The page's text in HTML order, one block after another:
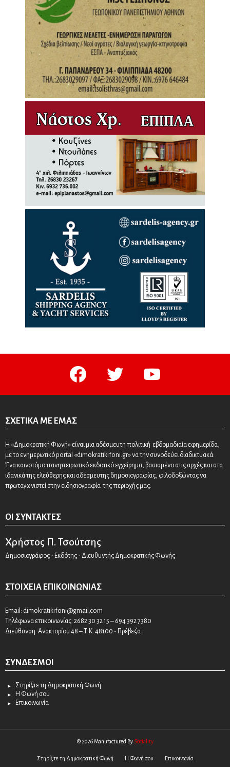
facebook twitter youtube
ΣΧΕΤΙΚΆ ΜΕ ΕΜΆΣ
Η «Δημοκρατική Φωνή» είναι μια αδέσμευτη πολιτική εβδομαδιαία εφημερίδα,
με το ενημερωτικό portal «dimokratikifoni.gr» να την συνοδεύει διαδικτυακά.
Ένα καινοτόμο πανηπειρωτικό εκδοτικό εγχείρημα, βασισμένο στις αρχές και στα
ιδανικά της ελεύθερης και αδέσμευτης δημοσιογραφίας, φιλοδοξώντας να
πρωταγωνιστεί στην ειδησιογραφία της περιοχής μας.
ΟΙ ΣΥΝΤΆΚΤΕΣ
Χρήστος Π. Τσούτσης
Δημοσιογράφος - Εκδότης - Διευθυντής Δημοκρατικής Φωνής
ΣΤΟΙΧΕΊΑ ΕΠΙΚΟΙΝΩΝΊΑΣ
Email: dimokratikifoni@gmail.com
Τηλέφωνα επικοινωνίας: 2682 30 32 15 – 694 392 7380
Διεύθυνση: Ανακτορίου 48 – Τ.Κ. 48100 - Πρέβεζα
ΣΎΝΔΕΣΜΟΙ
Στηρίξτε τη Δημοκρατική Φωνή
Η Φωνή σου
Επικοινωνία
© 2026 Manufactured By Sociality
Στηρίξτε τη Δημοκρατική Φωνή Η Φωνή σου Επικοινωνία